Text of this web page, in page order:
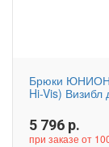
Брюки
Hi-Vis)
5 796 р.
при заказе от